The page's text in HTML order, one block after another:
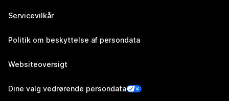
Servicevilkår
Politik om beskyttelse af persondata
Websiteoversigt
Dine valg vedrørende persondata